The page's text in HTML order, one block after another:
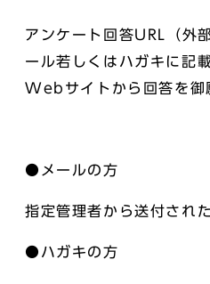
アンケート回答URL（外
ール若しくはハガキに記
Webサイトから回答を御
●メールの方
指定管理者から送付され
●ハガキの方